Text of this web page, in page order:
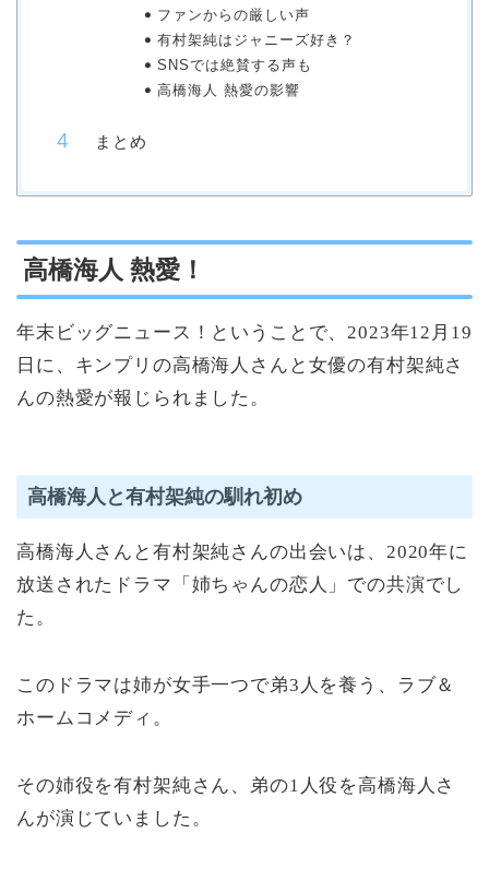
ファンからの厳しい声
有村架純はジャニーズ好き？
SNSでは絶賛する声も
高橋海人 熱愛の影響
まとめ
高橋海人 熱愛！
年末ビッグニュース！ということで、2023年12月19
日に、キンプリの高橋海人さんと女優の有村架純さ
んの熱愛が報じられました。
高橋海人と有村架純の馴れ初め
高橋海人さんと有村架純さんの出会いは、2020年に
放送されたドラマ「姉ちゃんの恋人」での共演でし
た。
このドラマは姉が女手一つで弟3人を養う、ラブ＆
ホームコメディ。
その姉役を有村架純さん、弟の1人役を高橋海人さ
んが演じていました。